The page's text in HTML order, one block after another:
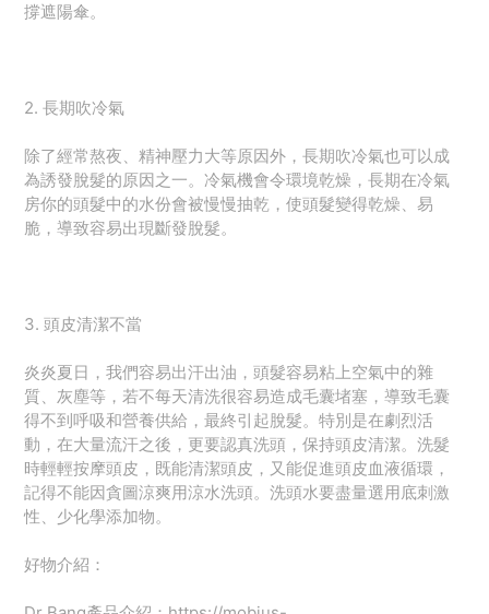
撐遮陽傘。
2. 長期吹冷氣
除了經常熬夜、精神壓力大等原因外，長期吹冷氣也可以成
為誘發脫髮的原因之一。冷氣機會令環境乾燥，長期在冷氣
房你的頭髮中的水份會被慢慢抽乾，使頭髮變得乾燥、易
脆，導致容易出現斷發脫髮。
3. 頭皮清潔不當
炎炎夏日，我們容易出汗出油，頭髮容易粘上空氣中的雜
質、灰塵等，若不每天清洗很容易造成毛囊堵塞，導致毛囊
得不到呼吸和營養供給，最終引起脫髮。特別是在劇烈活
動，在大量流汗之後，更要認真洗頭，保持頭皮清潔。洗髮
時輕輕按摩頭皮，既能清潔頭皮，又能促進頭皮血液循環，
記得不能因貪圖涼爽用涼水洗頭。洗頭水要盡量選用底刺激
性、少化學添加物。
好物介紹：